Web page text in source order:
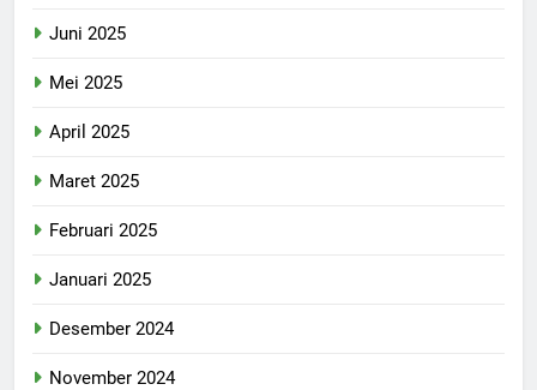
Juni 2025
Mei 2025
April 2025
Maret 2025
Februari 2025
Januari 2025
Desember 2024
November 2024